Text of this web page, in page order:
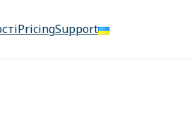
PricingSupport